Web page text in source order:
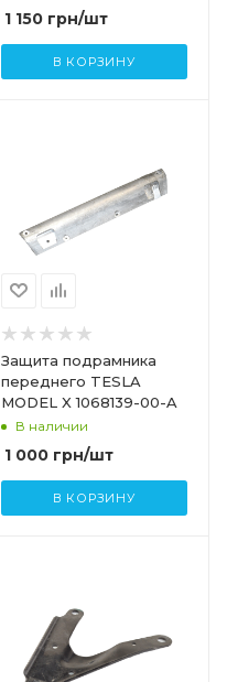
1 150грн/шт
В КОРЗИНУ
Защита подрамника
переднего TESLA
MODEL X 1068139-00-A
В наличии
1 000грн/шт
В КОРЗИНУ